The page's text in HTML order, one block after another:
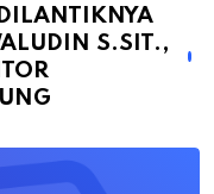
S.SIT.,